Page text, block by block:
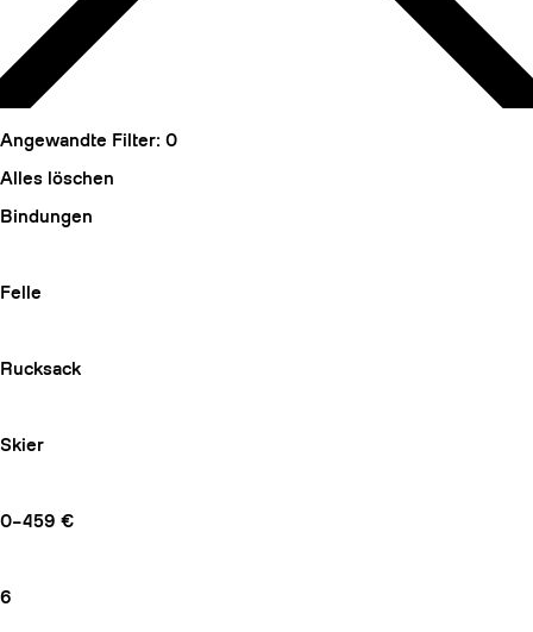
Angewandte Filter: 0
Alles löschen
Bindungen
Felle
Rucksack
Skier
0–459 €
6